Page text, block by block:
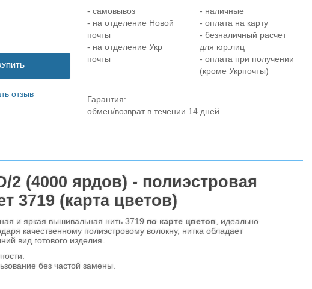
отзыв
- самовывоз
- на отделение Новой
почты
- на отделение Укр
почты
- наличные
- оплата на карту
- безналичный расчет
для юр.лиц
- оплата при получении
(кроме Укрпочты)
Гарантия:
обмен/возврат в течении 14 дней
(4000 ярдов) - полиэстровая
3719 (карта цветов)
и яркая вышивальная нить 3719 по карте цветов , идеально
качественному полиэстровому волокну, нитка обладает
вид готового изделия.
без частой замены.